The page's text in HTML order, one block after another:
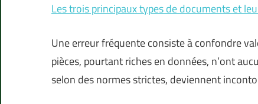
Les trois principaux types de documents et
Une erreur fréquente consiste à confondre
pièces, pourtant riches en données, n’ont
selon des normes strictes, deviennent